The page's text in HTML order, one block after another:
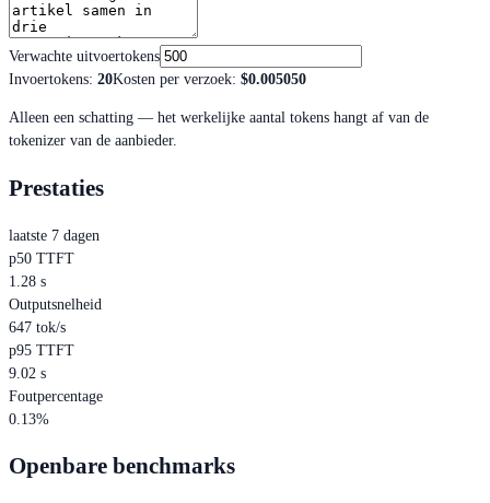
Verwachte uitvoertokens
Invoertokens: 20Kosten per verzoek: $0.005050
Alleen een schatting — het werkelijke aantal tokens hangt af van de
tokenizer van de aanbieder.
Prestaties
laatste 7 dagen
p50 TTFT
1.28 s
Outputsnelheid
647 tok/s
p95 TTFT
9.02 s
Foutpercentage
0.13%
Openbare benchmarks